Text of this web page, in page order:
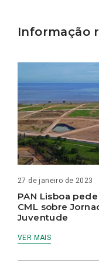
Informação
27 de janeiro de 2023
PAN Lisboa
CML sobre
Juventude
VER MAIS